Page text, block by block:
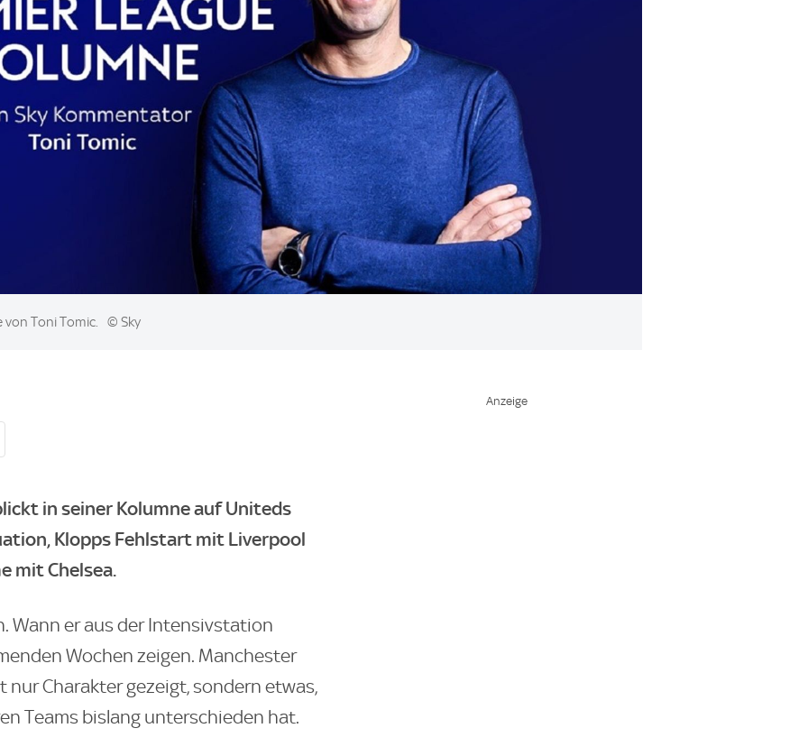
von Toni Tomic. © Sky
in seiner Kolumne auf Uniteds
Klopps Fehlstart mit Liverpool
mit Chelsea.
Wann er aus der Intensivstation
Wochen zeigen. Manchester
Charakter gezeigt, sondern etwas,
Teams bislang unterschieden hat.